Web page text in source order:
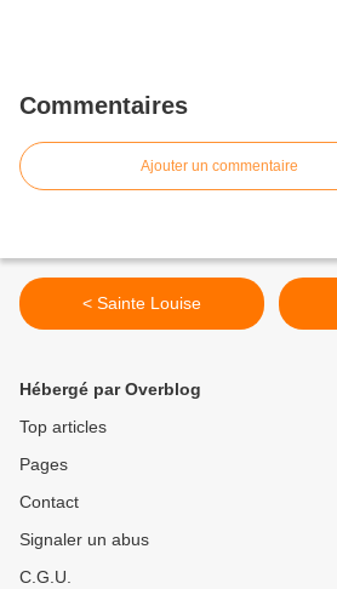
Commentaires
Ajouter un commentaire
< Sainte Louise
Hébergé par Overblog
Top articles
Pages
Contact
Signaler un abus
C.G.U.